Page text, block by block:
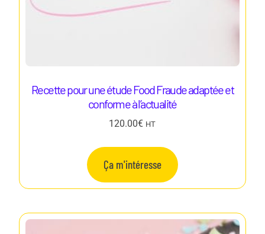
Recette pour une étude Food Fraude adaptée et
conforme à l’actualité
120.00€ HT
Ça m'intéresse